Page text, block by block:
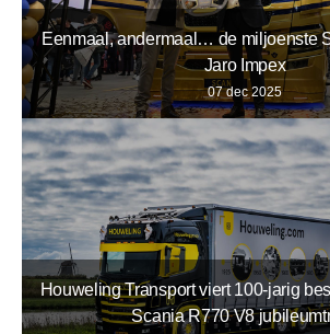
Eenmaal, andermaal… de miljoenste
Jaro Impex
07 dec 2025
Houweling Transport viert 100-jarig
Scania R770 V8